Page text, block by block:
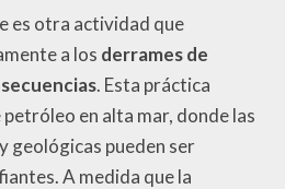
es otra actividad que
a los derrames de
. Esta práctica
en alta mar, donde las
geológicas pueden ser
A medida que la